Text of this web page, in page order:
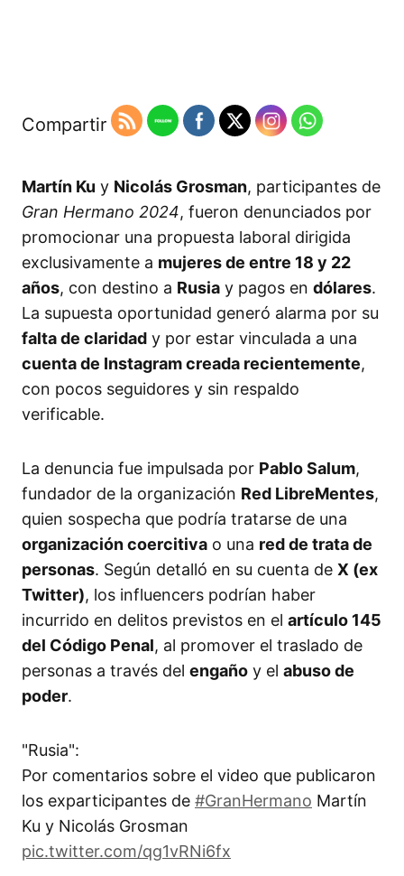
Compartir
Martín Ku y Nicolás Grosman, participantes de
Gran Hermano 2024, fueron denunciados por
promocionar una propuesta laboral dirigida
exclusivamente a mujeres de entre 18 y 22
años, con destino a Rusia y pagos en dólares.
La supuesta oportunidad generó alarma por su
falta de claridad y por estar vinculada a una
cuenta de Instagram creada recientemente,
con pocos seguidores y sin respaldo
verificable.
La denuncia fue impulsada por Pablo Salum,
fundador de la organización Red LibreMentes,
quien sospecha que podría tratarse de una
organización coercitiva o una red de trata de
personas. Según detalló en su cuenta de X (ex
Twitter), los influencers podrían haber
incurrido en delitos previstos en el artículo 145
del Código Penal, al promover el traslado de
personas a través del engaño y el abuso de
poder.
"Rusia":
Por comentarios sobre el video que publicaron
los exparticipantes de #GranHermano Martín
Ku y Nicolás Grosman
pic.twitter.com/qg1vRNi6fx